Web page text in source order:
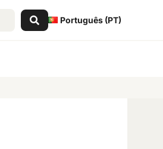
Português (PT)